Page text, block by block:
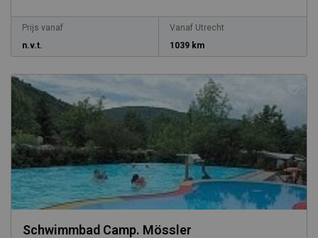
Prijs vanaf
n.v.t.
Vanaf Utrecht
1039 km
Schwimmbad Camp. Mössler